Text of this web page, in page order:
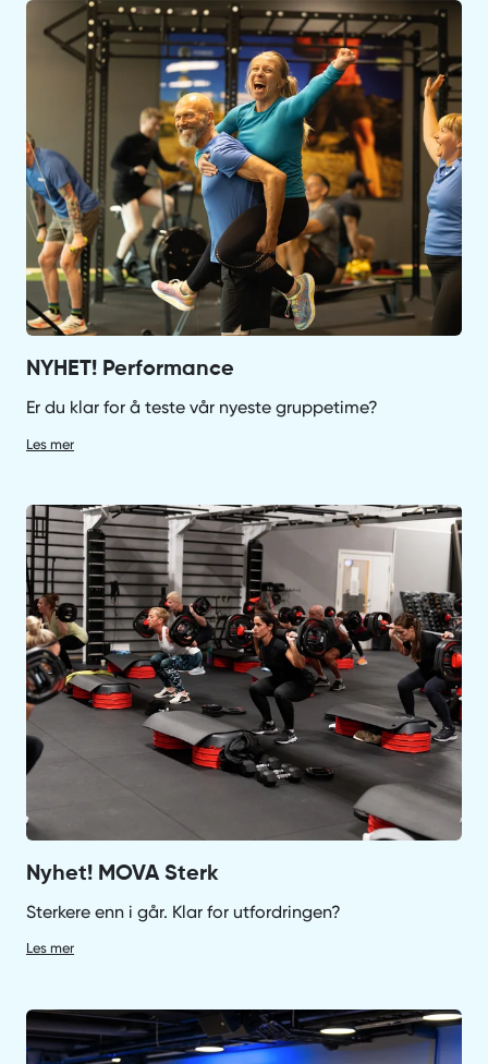
NYHET! Performance
Er du klar for å teste vår nyeste gruppetime?
Les mer
Nyhet! MOVA Sterk
Sterkere enn i går. Klar for utfordringen?
Les mer